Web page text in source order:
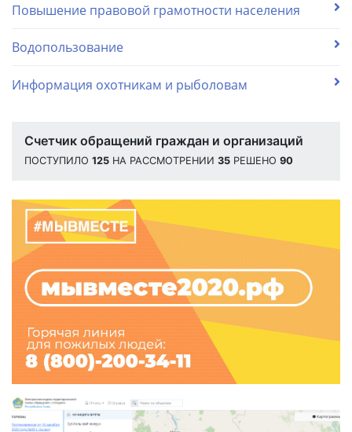
Повышение правовой грамотности населения
Водопользование
Информация охотникам и рыболовам
Счетчик обращений граждан и организаций
ПОСТУПИЛО 125 НА РАССМОТРЕНИИ 35 РЕШЕНО 90